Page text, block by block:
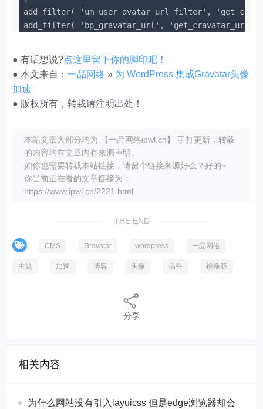
add_filter( 'um_user_avatar_url_filter',
add_filter( 'bp_gravatar_url',
if ( ! function_exists(
/**
* 替换 WordPress 讨论设置中的默认头像
*/
return $avatar_defaults;
}
add_filter( 'avatar_defaults',
}
*/
return '您可以在 Cravatar 修改您的资料图片';
add_filter( 'user_profile_picture_description',
● 有话想说?点这里留下你的脚印吧！
● 本文来自：一品网络 » 为 WordPress 集成Gravatar头像
加速
● 版权所有，转载请注明出处！
本站文章大部分均为 【一品网络ipwl.cn】 手打更新，转载
的内容均在文章内有来源声明。
如你也需要转载本站链接，请留个链接来源好么？好的~
你当前正在看的文章链接为：
https://www.ipwl.cn/2221.html
THE END
CMS Gravatar wordpress 一品网络
主题 加速 博客 头像 插件 镜像源
分享
相关内容
为什么网站没有引入layuicss 但是edge浏览器却会